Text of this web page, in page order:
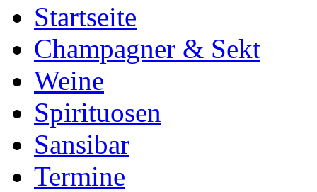
Startseite
Champagner & Sekt
Weine
Spirituosen
Sansibar
Termine